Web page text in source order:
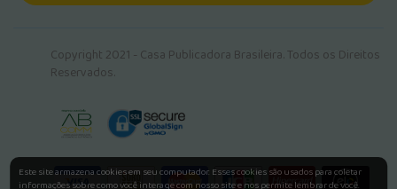
Copyright 2021 - Casa Publicadora Brasileira. Todos os Direitos
Reservados.
Este site armazena cookies em seu computador. Esses cookies são usados para coletar
informações sobre como você interage com nosso site e nos permite lembrar de você.